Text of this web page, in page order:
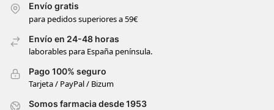
Envío gratis
para pedidos superiores a 59€
Envío en 24-48 horas
laborables para España península.
Pago 100% seguro
Tarjeta / PayPal / Bizum
Somos farmacia desde 1953